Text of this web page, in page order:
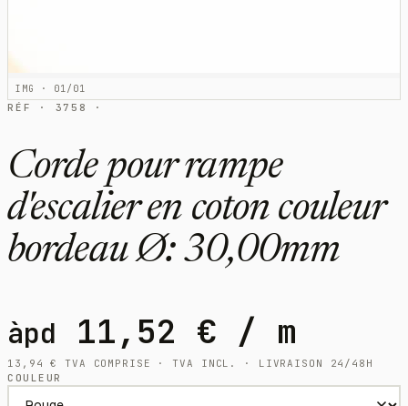
IMG · 01/01
RÉF · 3758 ·
Corde pour rampe
d'escalier en coton couleur
bordeau Ø: 30,00mm
àpd 11,52 € / m
13,94€
TVA COMPRISE · TVA INCL. · LIVRAISON 24/48H
COULEUR